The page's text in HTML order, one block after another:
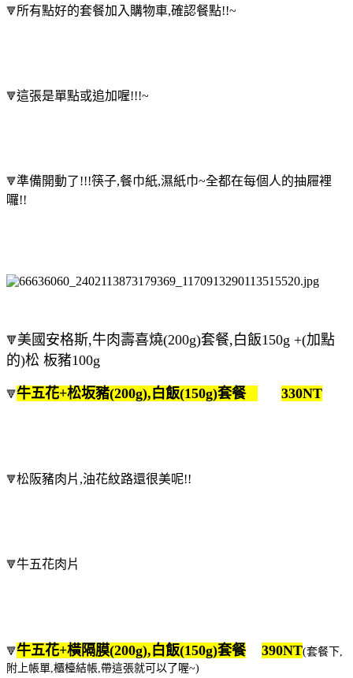
🔻所有點好的套餐加入購物車,確認餐點!!~
🔻這張是單點或追加喔!!!~
🔻準備開動了!!!筷子,餐巾紙,濕紙巾~全都在每個人的抽屜裡
囉!!
🔻 美國安格斯,牛肉壽喜燒(200g)套餐,白飯150g +(加點
的)松 板豬100g
🔻牛五花+松坂豬(200g),白飯(150g)套餐 330NT
🔻松阪豬肉片,油花紋路還很美呢!!
🔻牛五花肉片
🔻牛五花+橫隔膜(200g),白飯(150g)套餐 390NT(套餐下,
附上帳單,櫃檯結帳,帶這張就可以了喔~)